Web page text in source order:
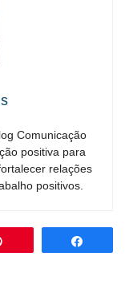
Comunicação
positiva para
relações
positivos.